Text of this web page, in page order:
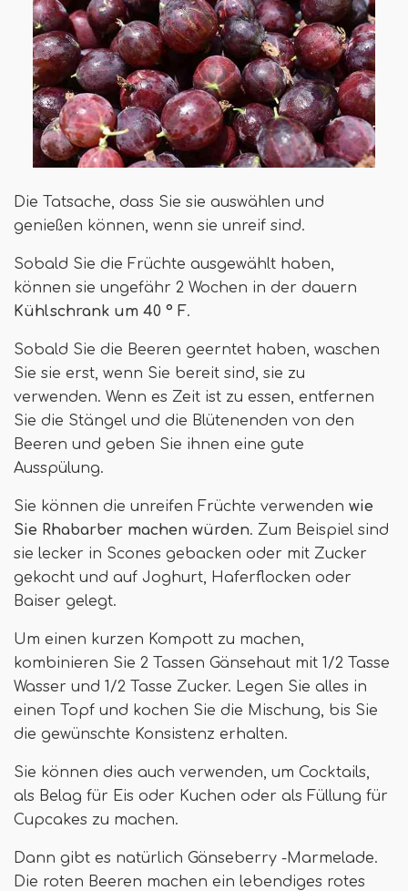
Die Tatsache, dass Sie sie auswählen und
genießen können, wenn sie unreif sind.
Sobald Sie die Früchte ausgewählt haben,
können sie ungefähr 2 Wochen in der dauern
Kühlschrank um 40 ° F.
Sobald Sie die Beeren geerntet haben, waschen
Sie sie erst, wenn Sie bereit sind, sie zu
verwenden. Wenn es Zeit ist zu essen, entfernen
Sie die Stängel und die Blütenenden von den
Beeren und geben Sie ihnen eine gute
Ausspülung.
Sie können die unreifen Früchte verwenden wie
Sie Rhabarber machen würden. Zum Beispiel sind
sie lecker in Scones gebacken oder mit Zucker
gekocht und auf Joghurt, Haferflocken oder
Baiser gelegt.
Um einen kurzen Kompott zu machen,
kombinieren Sie 2 Tassen Gänsehaut mit 1/2 Tasse
Wasser und 1/2 Tasse Zucker. Legen Sie alles in
einen Topf und kochen Sie die Mischung, bis Sie
die gewünschte Konsistenz erhalten.
Sie können dies auch verwenden, um Cocktails,
als Belag für Eis oder Kuchen oder als Füllung für
Cupcakes zu machen.
Dann gibt es natürlich Gänseberry -Marmelade.
Die roten Beeren machen ein lebendiges rotes